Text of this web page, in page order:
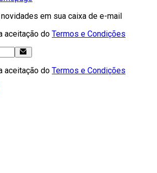
em sua caixa de e-mail
aceitação do Termos e Condições
aceitação do Termos e Condições